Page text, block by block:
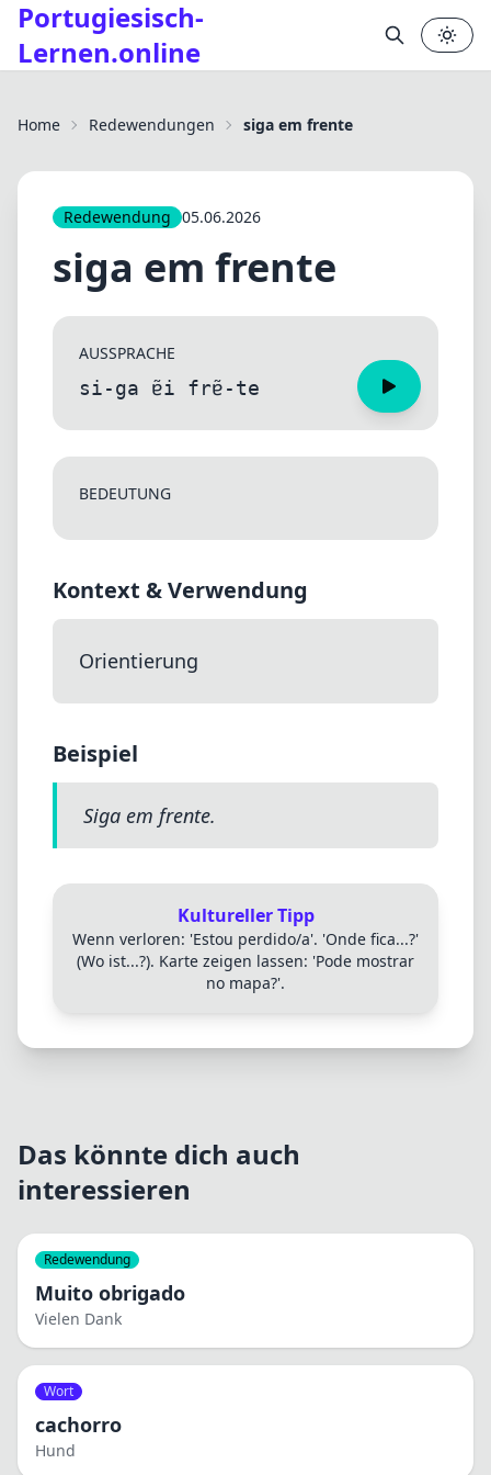
Portugiesisch-
Lernen.online
Home Redewendungen siga em frente
Redewendung 05.06.2026
siga em frente
AUSSPRACHE
si-ga ɐ̃i frɐ̃-te
BEDEUTUNG
Kontext & Verwendung
Orientierung
Beispiel
Siga em frente.
Kultureller Tipp
Wenn verloren: 'Estou perdido/a'. 'Onde fica...?'
(Wo ist...?). Karte zeigen lassen: 'Pode mostrar
no mapa?'.
Das könnte dich auch
interessieren
Redewendung
Muito obrigado
Vielen Dank
Wort
cachorro
Hund